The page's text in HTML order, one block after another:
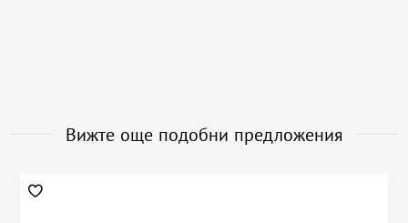
Вижте още подобни предложения